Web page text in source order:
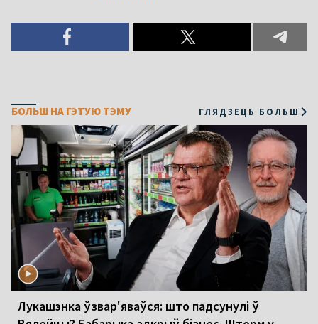
БОЛЬШ НА ГЭТУЮ ТЭМУ ГЛЯДЗЕЦЬ БОЛЬШ
Лукашэнка ўзвар'яваўся: што падсунулі ў